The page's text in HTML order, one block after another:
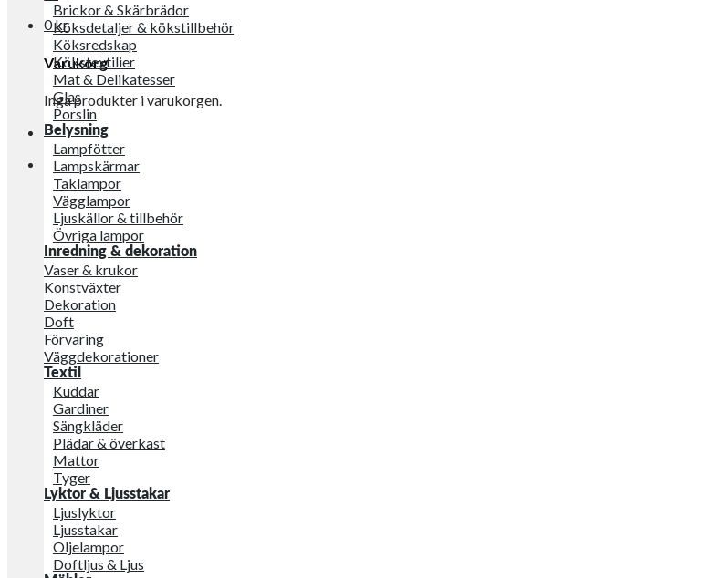
0kr
Varukorg
Inga produkter i varukorgen.
Brickor & Skärbrädor
Köksdetaljer & kökstillbehör
Köksredskap
Kökstextilier
Mat & Delikatesser
Glas
Porslin
Belysning
Lampfötter
Lampskärmar
Taklampor
Vägglampor
Ljuskällor & tillbehör
Övriga lampor
Inredning & dekoration
Vaser & krukor
Konstväxter
Dekoration
Doft
Förvaring
Väggdekorationer
Textil
Kuddar
Gardiner
Sängkläder
Plädar & överkast
Mattor
Tyger
Lyktor & Ljusstakar
Ljuslyktor
Ljusstakar
Oljelampor
Doftljus & Ljus